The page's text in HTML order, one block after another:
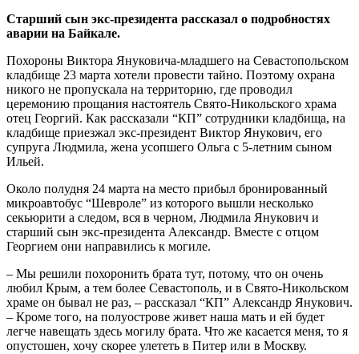
Старший сын экс-президента рассказал о подробностях
аварии на Байкале.
Похороны Виктора Януковича-младшего на Севастопольском
кладбище 23 марта хотели провести тайно. Поэтому охрана
никого не пропускала на территорию, где проводил
церемонию прощания настоятель Свято-Никольского храма
отец Георгий. Как рассказали “КП” сотрудники кладбища, на
кладбище приезжал экс-президент Виктор Янукович, его
супруга Людмила, жена усопшего Ольга с 5-летним сыном
Ильей.
Около полудня 24 марта на место прибыл бронированный
микроавтобус “Шевроле” из которого вышли несколько
секьюрити а следом, вся в черном, Людмила Янукович и
старший сын экс-президента Александр. Вместе с отцом
Георгием они направились к могиле.
– Мы решили похоронить брата тут, потому, что он очень
любил Крым, а тем более Севастополь, и в Свято-Никольском
храме он бывал не раз, – рассказал “КП” Александр Янукович.
– Кроме того, на полуострове живет наша мать и ей будет
легче навещать здесь могилу брата. Что же касается меня, то я
опустошен, хочу скорее улететь в Питер или в Москву.